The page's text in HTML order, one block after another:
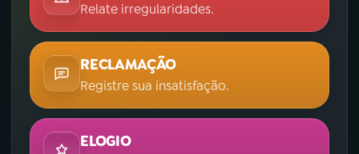
Relate irregularidades.
RECLAMAÇÃO
Registre sua insatisfação.
ELOGIO